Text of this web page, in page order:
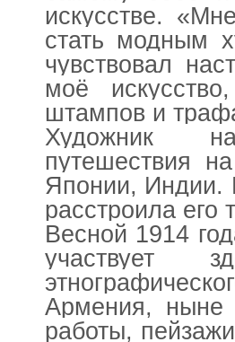
искусстве.
стать модным
чувствовал
моё
штампов и
Художник
путешествия
Японии, Индии.
расстроила его
Весной 1914
участвует
Армения, ныне
работы,